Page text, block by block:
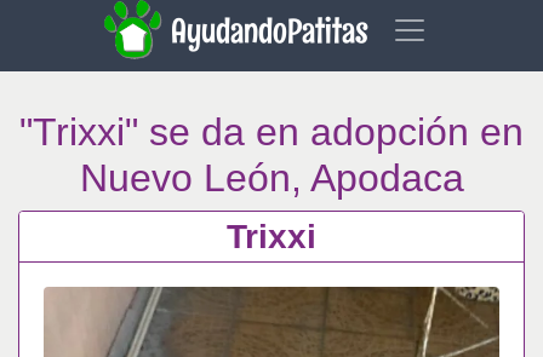
AyudandoPatitas
"Trixxi" se da en adopción en
Nuevo León, Apodaca
Trixxi